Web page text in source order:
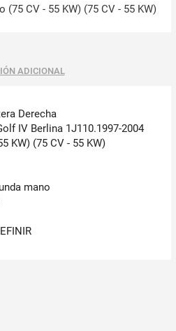
(75 CV - 55 KW) (75 CV - 55 KW)
ADICIONAL
Derecha
IV Berlina 1J110.1997-2004
KW) (75 CV - 55 KW)
mano